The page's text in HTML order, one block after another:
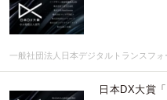
一般社団法人日本デジタルトランスフ
日本DX大賞